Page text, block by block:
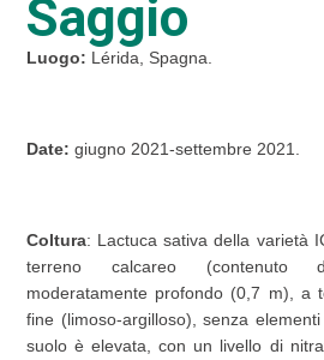
Saggio
Luogo: Lérida, Spagna.
Date: giugno 2021-settembre 2021.
Coltura: Lactuca sativa della varietà
terreno calcareo (contenuto
moderatamente profondo (0,7 m), a
fine (limoso-argilloso), senza
suolo è elevata, con un livello di